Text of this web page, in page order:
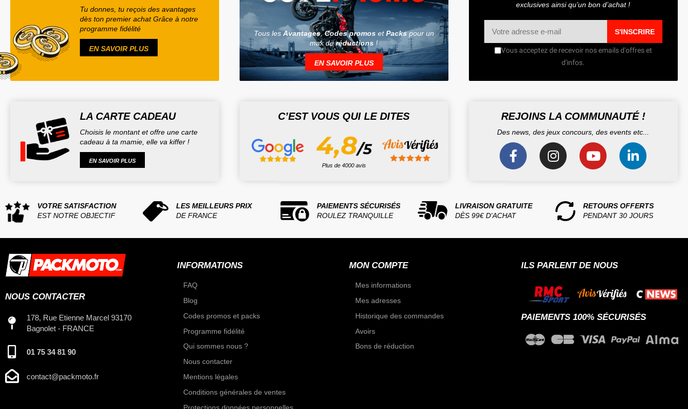
Tu donnes, tu reçois des avantages
dès ton premier achat Grâce à notre
programme fidélité
EN SAVOIR PLUS
Tous les Avantages,Codes promosetPackspour un
max deréductions !
EN SAVOIR PLUS
exclusives ainsi qu’un bon d’achat !
S'INSCRIRE
Vous acceptez de recevoir nos emails d'offres et
d'infos.
LA CARTE CADEAU
Choisis le montant et offre une carte
cadeau à ta mamie, elle va kiffer !
EN SAVOIR PLUS
C’EST VOUS QUI LE DITES
Plus de 4000 avis
REJOINS LA COMMUNAUTÉ !
Des news, des jeux concours, des events etc...
VOTRE SATISFACTION
EST NOTRE OBJECTIF
LES MEILLEURS PRIX
DE FRANCE
PAIEMENTS SÉCURISÉS
ROULEZ TRANQUILLE
LIVRAISON GRATUITE
DÈS 99€ D'ACHAT
RETOURS OFFERTS
PENDANT 30 JOURS
NOUS CONTACTER
178, Rue Etienne Marcel 93170
Bagnolet - FRANCE
01 75 34 81 90
contact@packmoto.fr
INFORMATIONS
FAQ
Blog
Codes promos et packs
Programme fidélité
Qui sommes nous ?
Nous contacter
Mentions légales
Conditions générales de ventes
Protections données personnelles
MON COMPTE
Mes informations
Mes adresses
Historique des commandes
Avoirs
Bons de réduction
ILS PARLENT DE NOUS
PAIEMENTS 100% SÉCURISÉS